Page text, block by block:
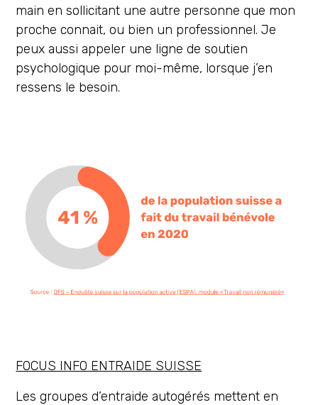
main en sollicitant une autre personne que mon
proche connait, ou bien un professionnel. Je
peux aussi appeler une ligne de soutien
psychologique pour moi-même, lorsque j’en
ressens le besoin.
FOCUS INFO ENTRAIDE SUISSE
Les groupes d’entraide autogérés mettent en